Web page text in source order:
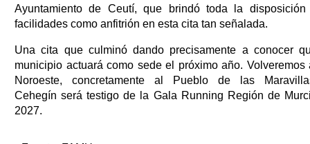
Ayuntamiento de Ceutí, que brindó toda la disposición
facilidades como anfitrión en esta cita tan señalada.
Una cita que culminó dando precisamente a conocer
municipio actuará como sede el próximo año. Volveremos
Noroeste, concretamente al Pueblo de las
Cehegín será testigo de la Gala Running Región de
2027.